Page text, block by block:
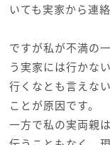
いても実家から連
ですが私が不満の
う実家には行かな
行くなとも言えな
ことが原因です。
一方で私の実両親